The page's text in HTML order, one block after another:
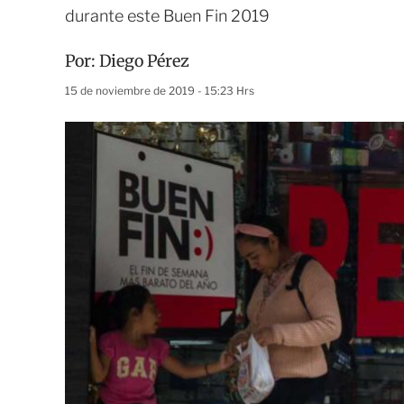
durante este Buen Fin 2019
Por: Diego Pérez
15 de noviembre de 2019 - 15:23 Hrs